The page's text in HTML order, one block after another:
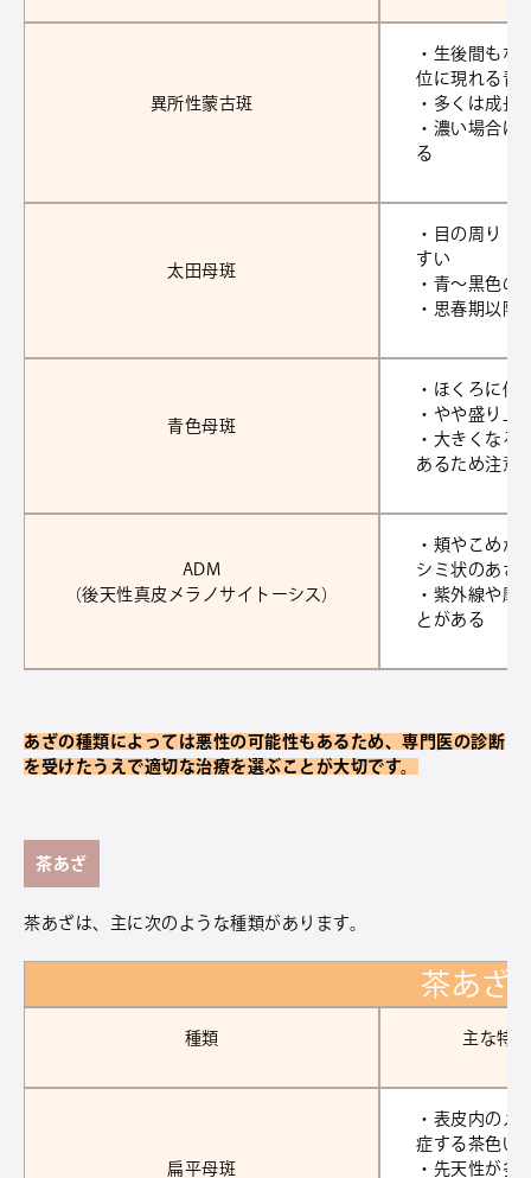
異所性蒙古斑
・生後間もな
位に現れる青
・多くは成長
・濃い場合は
る
太田母斑
・目の周り・
すい
・青～黒色の
・思春期以降
青色母斑
・ほくろに似
・やや盛り上
・大きくなる
あるため注意
ADM
（後天性真皮メラノサイトーシス）
・頬やこめか
シミ状のあざ
・紫外線や摩
とがある
あざの種類によっては悪性の可能性もあるため、専門医の診断
を受けたうえで適切な治療を選ぶことが大切です。
茶あざ
茶あざは、主に次のような種類があります。
茶あざ
種類 主な特
扁平母斑
・表皮内のメ
症する茶色い
・先天性が多